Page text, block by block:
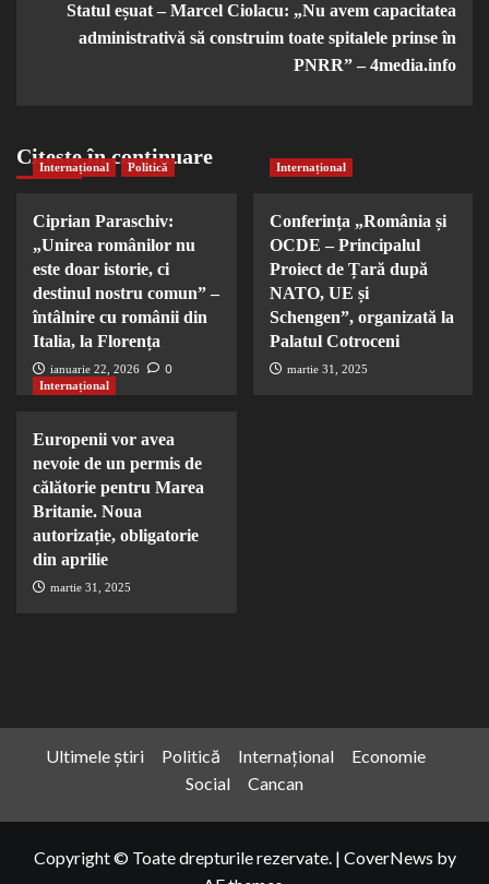
Statul eșuat – Marcel Ciolacu: „Nu avem capacitatea
administrativă să construim toate spitalele prinse în
PNRR” – 4media.info
Citește în continuare
Internațional Politică
Ciprian Paraschiv:
„Unirea românilor nu
este doar istorie, ci
destinul nostru comun” –
întâlnire cu românii din
Italia, la Florența
ianuarie 22, 2026 0
Internațional
Conferința „România și
OCDE – Principalul
Proiect de Țară după
NATO, UE și
Schengen”, organizată la
Palatul Cotroceni
martie 31, 2025
Internațional
Europenii vor avea
nevoie de un permis de
călătorie pentru Marea
Britanie. Noua
autorizație, obligatorie
din aprilie
martie 31, 2025
Ultimele știri Politică Internațional
Economie
Social
Cancan
Copyright © Toate drepturile rezervate. | CoverNews by